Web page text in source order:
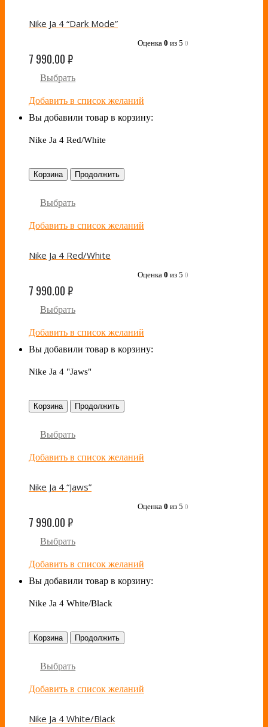
Nike Ja 4 “Dark Mode”
Оценка 0 из 5 0
7 990.00₽
Выбрать
Добавить в список желаний
Вы добавили товар в корзину:
Nike Ja 4 Red/White
Корзина Продолжить
Выбрать
Добавить в список желаний
Nike Ja 4 Red/White
Оценка 0 из 5 0
7 990.00₽
Выбрать
Добавить в список желаний
Вы добавили товар в корзину:
Nike Ja 4 "Jaws"
Корзина Продолжить
Выбрать
Добавить в список желаний
Nike Ja 4 “Jaws”
Оценка 0 из 5 0
7 990.00₽
Выбрать
Добавить в список желаний
Вы добавили товар в корзину:
Nike Ja 4 White/Black
Корзина Продолжить
Выбрать
Добавить в список желаний
Nike Ja 4 White/Black